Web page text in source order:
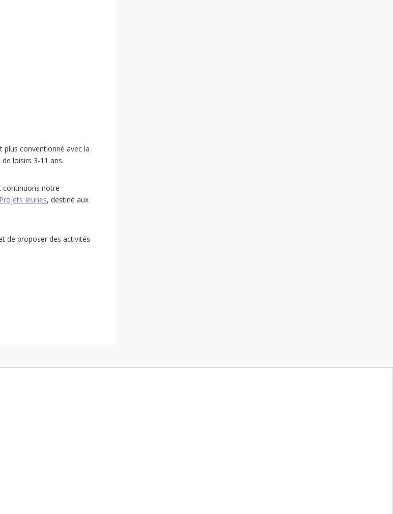
plus conventionné avec la
loisirs 3-11 ans.
continuons notre
Jeunes, destiné aux
de proposer des activités